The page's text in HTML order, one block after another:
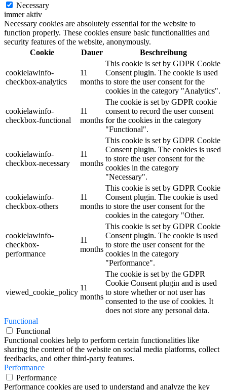
Necessary
immer aktiv
Necessary cookies are absolutely essential for the website to
function properly. These cookies ensure basic functionalities and
security features of the website, anonymously.
Cookie
Dauer Beschreibung
cookielawinfo-
checkbox-analytics
11
months
This cookie is set by GDPR Cookie
Consent plugin. The cookie is used
to store the user consent for the
cookies in the category "Analytics".
cookielawinfo-
checkbox-functional
11
months
The cookie is set by GDPR cookie
consent to record the user consent
for the cookies in the category
"Functional".
cookielawinfo-
checkbox-necessary
11
months
This cookie is set by GDPR Cookie
Consent plugin. The cookies is used
to store the user consent for the
cookies in the category
"Necessary".
cookielawinfo-
checkbox-others
11
months
This cookie is set by GDPR Cookie
Consent plugin. The cookie is used
to store the user consent for the
cookies in the category "Other.
cookielawinfo-
checkbox-
performance
11
months
This cookie is set by GDPR Cookie
Consent plugin. The cookie is used
to store the user consent for the
cookies in the category
"Performance".
viewed_cookie_policy
11
months
The cookie is set by the GDPR
Cookie Consent plugin and is used
to store whether or not user has
consented to the use of cookies. It
does not store any personal data.
Functional
Functional
Functional cookies help to perform certain functionalities like
sharing the content of the website on social media platforms, collect
feedbacks, and other third-party features.
Performance
Performance
Performance cookies are used to understand and analyze the key